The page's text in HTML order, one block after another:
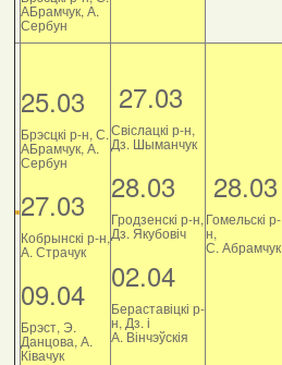
АБрамчук, А.
Сербун
25.03
Брэсцкі р-н, С.
АБрамчук, А.
Сербун
27.03
Кобрынскі р-н,
А. Страчук
09.04
Брэст, Э.
Данцова, А.
Ківачук
27.03
Свіслацкі р-н,
Дз. Шыманчук
28.03
Гродзенскі р-н,
Дз. Якубовіч
02.04
Бераставіцкі р-
н, Дз. і
А. Вінчэўскія
28.03
Гомельскі р-
н,
С. Абрамчук